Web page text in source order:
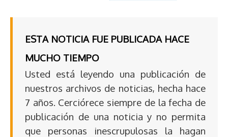
ESTA NOTICIA FUE PUBLICADA HACE
MUCHO TIEMPO
Usted está leyendo una publicación de
nuestros archivos de noticias, hecha hace
7 años. Cerciórece siempre de la fecha de
publicación de una noticia y no permita
que personas inescrupulosas la hagan